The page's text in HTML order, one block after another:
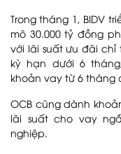
Trong tháng 1, BIDV
mô 30.000 tỷ đồng
với lãi suất ưu đãi
kỳ hạn dưới 6
khoản vay từ 6 tháng
OCB cũng dành
lãi suất cho vay
nghiệp.